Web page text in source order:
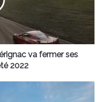
va fermer ses
2022